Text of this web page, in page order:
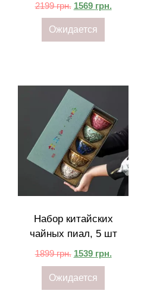
2199грн. 1569 грн.
Ожидается
Набор китайских
чайных пиал, 5 шт
1899грн. 1539 грн.
Ожидается